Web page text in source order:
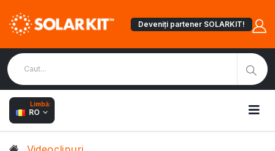
Deveniți partener SOLARKIT!
Limbă:
RO